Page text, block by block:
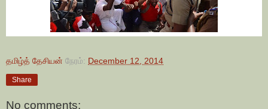
தமிழ்த் தேசியன் நேரம்: December 12, 2014
Share
No comments: